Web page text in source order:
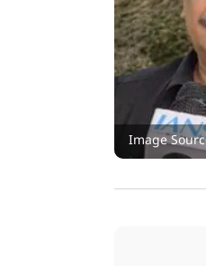
Image